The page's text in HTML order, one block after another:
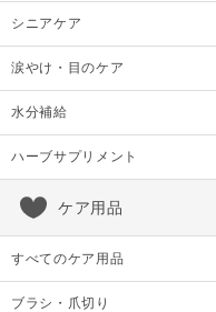
シニアケア
涙やけ・目のケア
水分補給
ハーブサプリメント
ケア用品
すべてのケア用品
ブラシ・爪切り